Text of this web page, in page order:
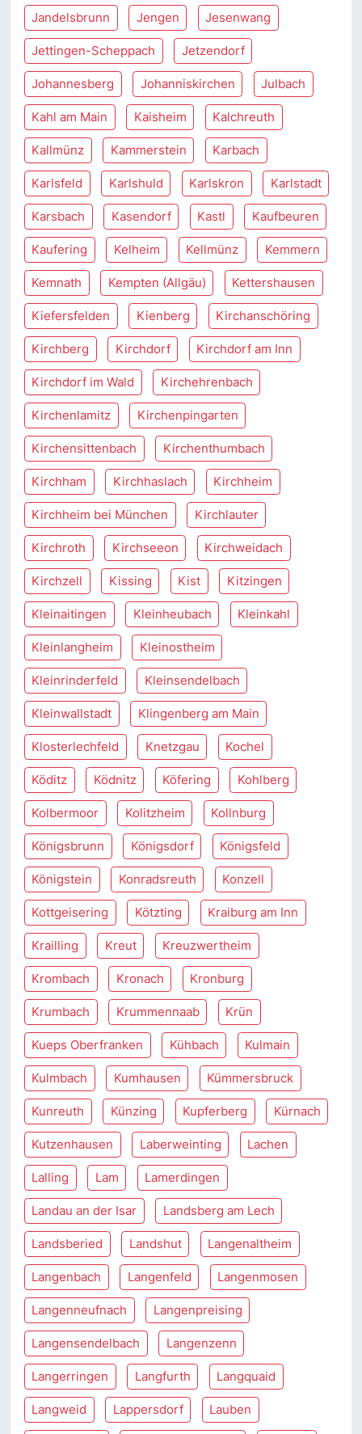
Jandelsbrunn Jengen Jesenwang
Jettingen-Scheppach Jetzendorf
Johannesberg Johanniskirchen Julbach
Kahl am Main Kaisheim Kalchreuth
Kallmünz Kammerstein Karbach
Karlsfeld Karlshuld Karlskron Karlstadt
Karsbach Kasendorf Kastl Kaufbeuren
Kaufering Kelheim Kellmünz Kemmern
Kemnath Kempten (Allgäu) Kettershausen
Kiefersfelden Kienberg Kirchanschöring
Kirchberg Kirchdorf Kirchdorf am Inn
Kirchdorf im Wald Kirchehrenbach
Kirchenlamitz Kirchenpingarten
Kirchensittenbach Kirchenthumbach
Kirchham Kirchhaslach Kirchheim
Kirchheim bei München Kirchlauter
Kirchroth Kirchseeon Kirchweidach
Kirchzell Kissing Kist Kitzingen
Kleinaitingen Kleinheubach Kleinkahl
Kleinlangheim Kleinostheim
Kleinrinderfeld Kleinsendelbach
Kleinwallstadt Klingenberg am Main
Klosterlechfeld Knetzgau Kochel
Köditz Ködnitz Köfering Kohlberg
Kolbermoor Kolitzheim Kollnburg
Königsbrunn Königsdorf Königsfeld
Königstein Konradsreuth Konzell
Kottgeisering Kötzting Kraiburg am Inn
Krailling Kreut Kreuzwertheim
Krombach Kronach Kronburg
Krumbach Krummennaab Krün
Kueps Oberfranken Kühbach Kulmain
Kulmbach Kumhausen Kümmersbruck
Kunreuth Künzing Kupferberg Kürnach
Kutzenhausen Laberweinting Lachen
Lalling Lam Lamerdingen
Landau an der Isar Landsberg am Lech
Landsberied Landshut Langenaltheim
Langenbach Langenfeld Langenmosen
Langenneufnach Langenpreising
Langensendelbach Langenzenn
Langerringen Langfurth Langquaid
Langweid Lappersdorf Lauben